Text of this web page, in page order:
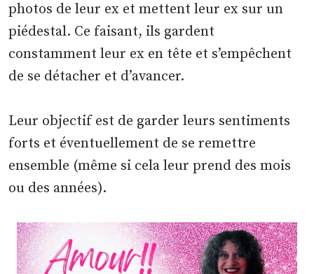
photos de leur ex et mettent leur ex sur un
piédestal. Ce faisant, ils gardent
constamment leur ex en tête et s’empêchent
de se détacher et d’avancer.
Leur objectif est de garder leurs sentiments
forts et éventuellement de se remettre
ensemble (même si cela leur prend des mois
ou des années).